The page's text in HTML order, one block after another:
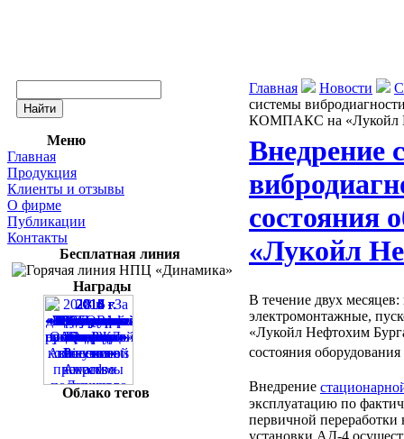
Меню
Главная
Продукция
Клиенты и отзывы
О фирме
Публикации
Контакты
Бесплатная линия
Награды
Облако тегов
Главная Новости
системы
КОМПАКС на «Лукойл
Внедрение
«Лукойл
В течение двух
электромонтажные,
«Лукойл Нефтохим
состояния
Внедрение
эксплуатацию по
первичной переработки
установки АД-4